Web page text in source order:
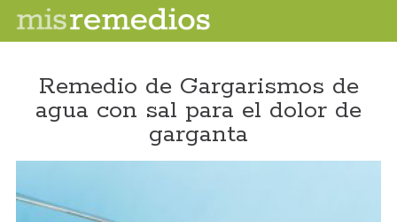
Remedio de Gargarismos de
agua con sal para el dolor de
garganta